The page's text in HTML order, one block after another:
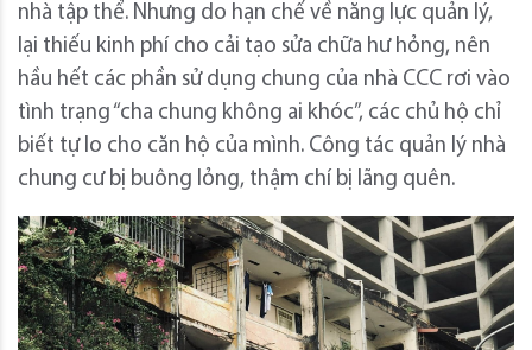
nhà tập thể. Nhưng do hạn chế về năng lực quản lý,
lại thiếu kinh phí cho cải tạo sửa chữa hư hỏng, nên
hầu hết các phần sử dụng chung của nhà CCC rơi vào
tình trạng “cha chung không ai khóc”, các chủ hộ chỉ
biết tự lo cho căn hộ của mình. Công tác quản lý nhà
chung cư bị buông lỏng, thậm chí bị lãng quên.